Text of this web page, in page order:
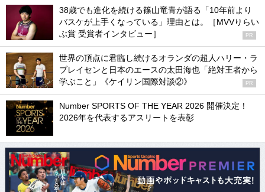
38歳でも進化を続ける篠山竜青が語る「10年前より
バスケが上手くなっている」理由とは。［MVVりらい
ぶ賞 受賞者インタビュー］
PR
世界の頂点に君臨し続けるオランダの超人ハリー・ラ
ブレイセンと日本のエースの太田海也「絶対王者から
学ぶこと」《ケイリン国際対談②》
PR
Number SPORTS OF THE YEAR 2026 開催決定！
2026年を代表するアスリートを表彰